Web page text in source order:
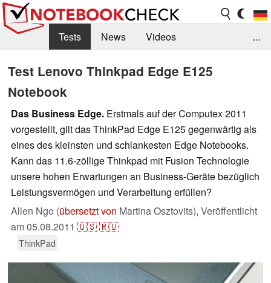
Tests News
Videos
Kaufberatung
Forum
...
Test Lenovo Thinkpad Edge E125
Notebook
Das Business Edge. Erstmals auf der Computex 2011
vorgestellt, gilt das ThinkPad Edge E125 gegenwärtig als
eines des kleinsten und schlankesten Edge Notebooks.
Kann das 11.6-zöllige Thinkpad mit Fusion Technologie
unsere hohen Erwartungen an Business-Geräte bezüglich
Leistungsvermögen und Verarbeitung erfüllen?
Allen Ngo (übersetzt von Martina Osztovits), Veröffentlicht
am05.08.2011 🇺🇸🇷🇺
ThinkPad